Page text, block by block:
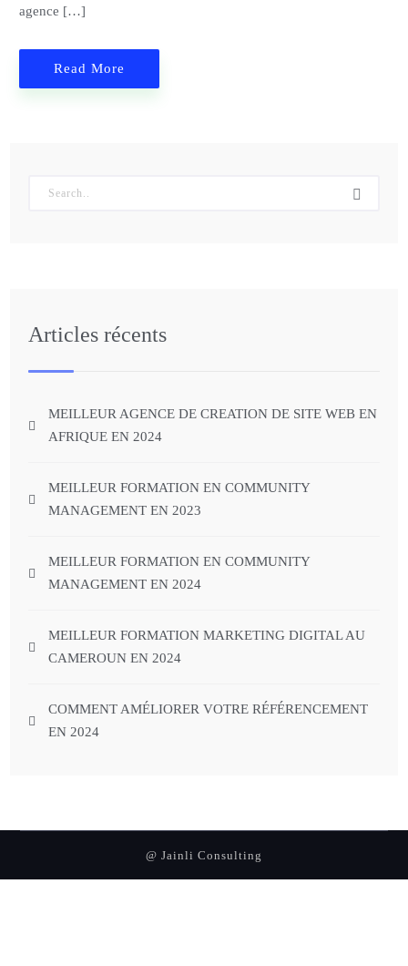
agence […]
Read More
Articles récents
MEILLEUR AGENCE DE CREATION DE SITE WEB EN
AFRIQUE EN 2024
MEILLEUR FORMATION EN COMMUNITY
MANAGEMENT EN 2023
MEILLEUR FORMATION EN COMMUNITY
MANAGEMENT EN 2024
MEILLEUR FORMATION MARKETING DIGITAL AU
CAMEROUN EN 2024
COMMENT AMÉLIORER VOTRE RÉFÉRENCEMENT
EN 2024
@ Jainli Consulting